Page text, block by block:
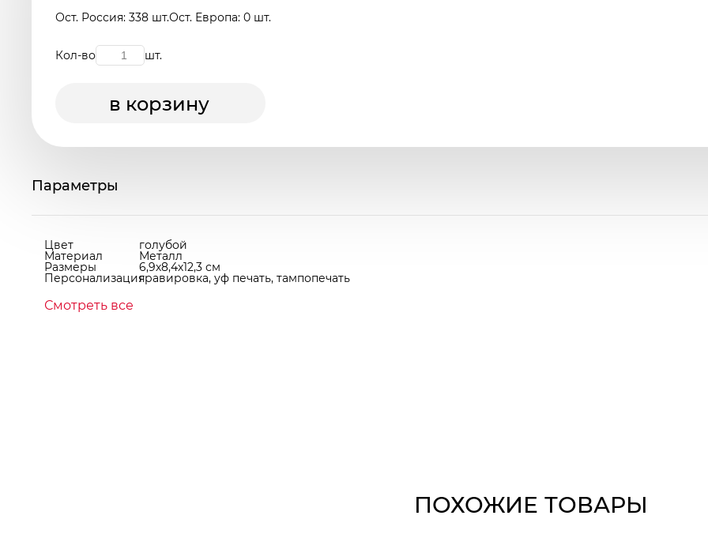
Ост. Россия: 338 шт.Ост. Европа: 0 шт.
Кол-во шт.
в корзину
Параметры
Цвет голубой
Материал Металл
Размеры 6,9х8,4х12,3 см
Персонализациягравировка, уф печать, тампопечать
Смотреть все
ПОХОЖИЕ ТОВАРЫ